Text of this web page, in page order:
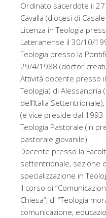
Ordinato sacerdote il
Cavalla (diocesi di
Licenza in Teologia
Lateranense il 30/10/
Teologia presso la
29/4/1988 (doctor
Attività docente presso
Teologia) di Alessandria
dell’Italia
(e vice preside dal
Teologia Pastorale (in
pastorale giovanile).
Docente presso la
settentrionale, sezione
specializzazione in
il corso di
Chiesa“, di “Teologia
comunicazione,